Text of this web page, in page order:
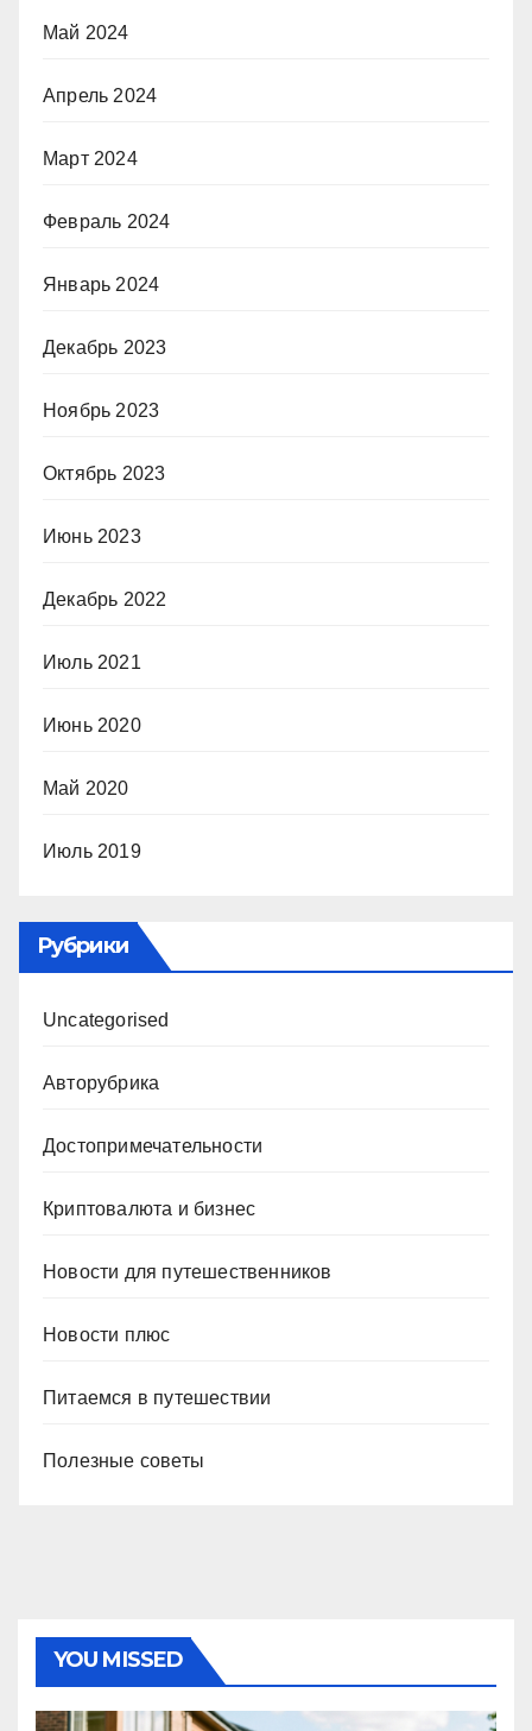
Май 2024
Апрель 2024
Март 2024
Февраль 2024
Январь 2024
Декабрь 2023
Ноябрь 2023
Октябрь 2023
Июнь 2023
Декабрь 2022
Июль 2021
Июнь 2020
Май 2020
Июль 2019
Рубрики
Uncategorised
Авторубрика
Достопримечательности
Криптовалюта и бизнес
Новости для путешественников
Новости плюс
Питаемся в путешествии
Полезные советы
YOU MISSED